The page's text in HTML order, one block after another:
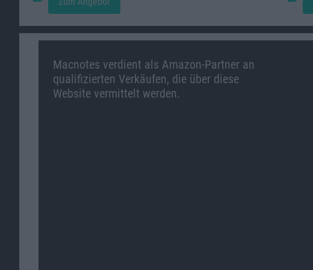
Macnotes verdient als Amazon-Partner an
qualifizierten Verkäufen, die über diese
Website vermittelt werden.